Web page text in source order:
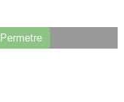
Permetre